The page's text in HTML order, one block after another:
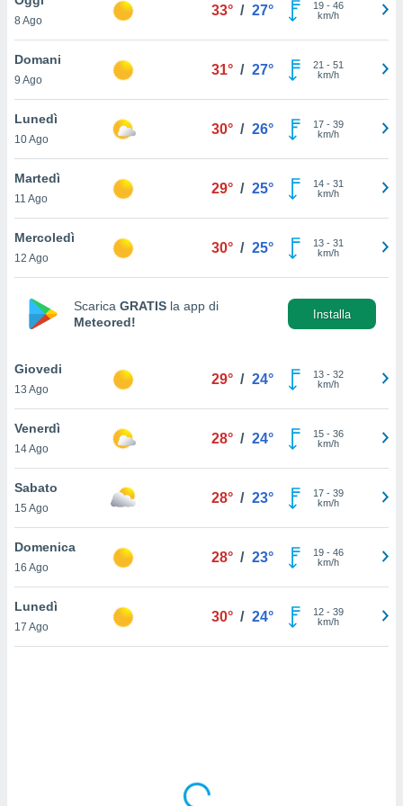
è
al sito
di
ci
di
il
un
la
nella
cookie
il tuo
in
a piè
del
8 Ago
33° / 27° 19- 46
km/h
Domani
9 Ago
31° / 27° 21 - 51
km/h
Lunedì
10 Ago
30° / 26° 17- 39
km/h
Martedì
11 Ago
29° / 25° 14- 31
km/h
Mercoledì
12 Ago
30° / 25° 13- 31
km/h
Scarica GRATIS la app di
Meteored!
Installa
Giovedi
13 Ago
29° / 24° 13- 32
km/h
Venerdì
14 Ago
28° / 24° 15- 36
km/h
Sabato
15 Ago
28° / 23° 17- 39
km/h
Domenica
16 Ago
28° / 23° 19- 46
km/h
Lunedì
17 Ago
30° / 24° 12- 39
km/h